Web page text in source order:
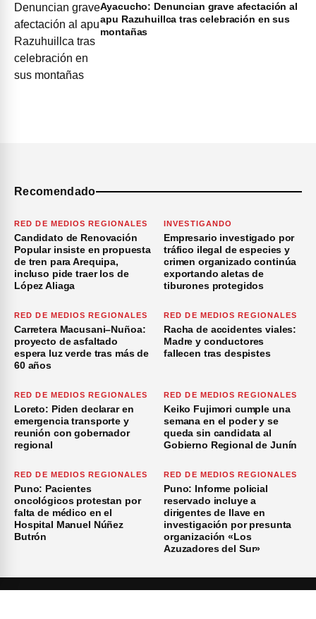
Ayacucho: Denuncian grave afectación al
apu Razuhuillca tras celebración en sus
montañas
Recomendado
RED DE MEDIOS REGIONALES
Candidato de Renovación
Popular insiste en propuesta
de tren para Arequipa,
incluso pide traer los de
López Aliaga
INVESTIGANDO
Empresario investigado por
tráfico ilegal de especies y
crimen organizado continúa
exportando aletas de
tiburones protegidos
RED DE MEDIOS REGIONALES
Carretera Macusani–Nuñoa:
proyecto de asfaltado
espera luz verde tras más de
60 años
RED DE MEDIOS REGIONALES
Racha de accidentes viales:
Madre y conductores
fallecen tras despistes
RED DE MEDIOS REGIONALES
Loreto: Piden declarar en
emergencia transporte y
reunión con gobernador
regional
RED DE MEDIOS REGIONALES
Keiko Fujimori cumple una
semana en el poder y se
queda sin candidata al
Gobierno Regional de Junín
RED DE MEDIOS REGIONALES
Puno: Pacientes
oncológicos protestan por
falta de médico en el
Hospital Manuel Núñez
Butrón
RED DE MEDIOS REGIONALES
Puno: Informe policial
reservado incluye a
dirigentes de Ilave en
investigación por presunta
organización «Los
Azuzadores del Sur»